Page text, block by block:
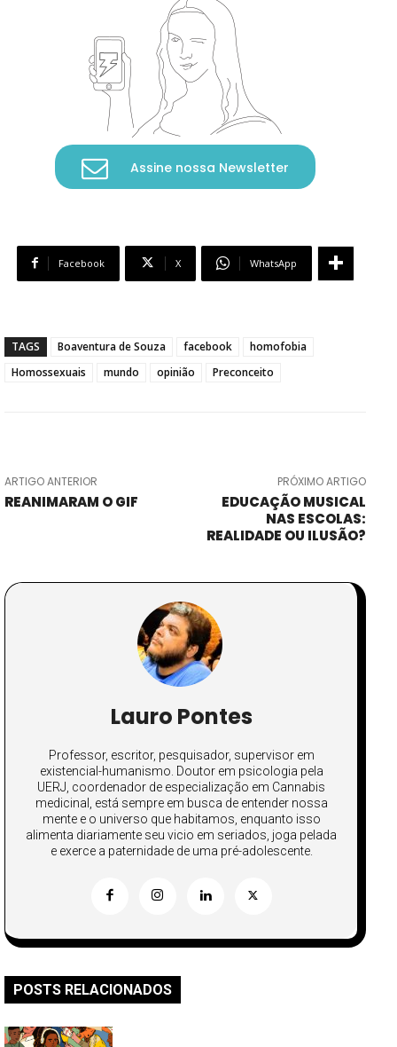
Assine nossa Newsletter
Facebook X WhatsApp
TAGS Boaventura de Souza facebook
homofobia
Homossexuais
mundo opinião Preconceito
ARTIGO ANTERIOR
REANIMARAM O GIF
PRÓXIMO ARTIGO
EDUCAÇÃO MUSICAL
NAS ESCOLAS:
REALIDADE OU ILUSÃO?
Lauro Pontes
Professor, escritor, pesquisador, supervisor em
existencial-humanismo. Doutor em psicologia pela
UERJ, coordenador de especialização em Cannabis
medicinal, está sempre em busca de entender nossa
mente e o universo que habitamos, enquanto isso
alimenta diariamente seu vicio em seriados, joga pelada
e exerce a paternidade de uma pré-adolescente.
POSTS RELACIONADOS